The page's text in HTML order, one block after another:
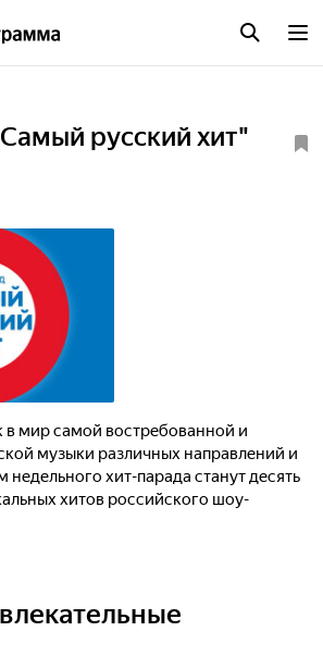
русский хит"
мир самой востребованной и
музыки различных направлений и
недельного хит-парада станут десять
хитов российского шоу-